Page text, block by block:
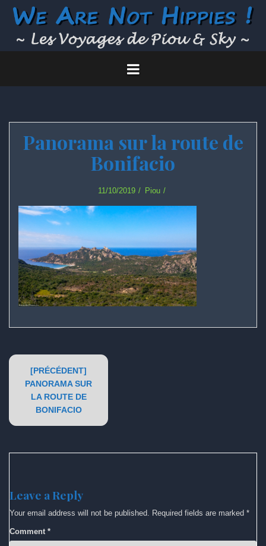
Skip
Panorama sur la route de
Bonifacio
11/10/2019 Piou
Post
navigation
[PRÉCÉDENT]
PANORAMA SUR
LA ROUTE DE
BONIFACIO
Leave a Reply
Your email address will not be published. Required fields are marked *
Comment *